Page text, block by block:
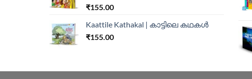
₹155.00
Kaattile Kathakal | കാട്ടിലെ കഥകള്‍
₹155.00